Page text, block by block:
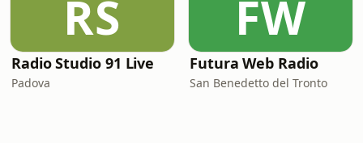
RS
Radio Studio 91 Live
Padova
FW
Futura Web Radio
San Benedetto del Tronto